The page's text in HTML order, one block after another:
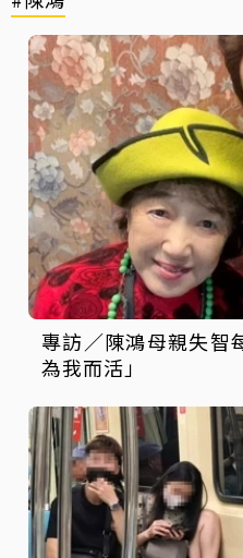
專訪／陳鴻母親失智
為我而活」